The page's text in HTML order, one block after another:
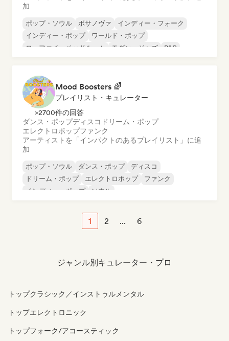
加
ポップ・ソウル ボサノヴァ
インディー・フォーク
インディー・ポップ
ワールド・ポップ
ローファイ・ベッドルーム
モダン・ジャズ R&B
Mood Boosters 🌈
プレイリスト・キュレーター
>2700件の回答
ダンス・ポップディスコ ドリーム・ポップ
エレクトロポップファンク
アーティストを「インパクトのあるプレイリスト」に追
加
ポップ・ソウル ダンス・ポップ
ディスコ
ドリーム・ポップ
エレクトロポップ
ファンク
インディー・ポップ
ソウル
1 2 ... 6
ジャンル別キュレーター・プロ
トップクラシック／インストゥルメンタル
トップエレクトロニック
トップフォーク/アコースティック